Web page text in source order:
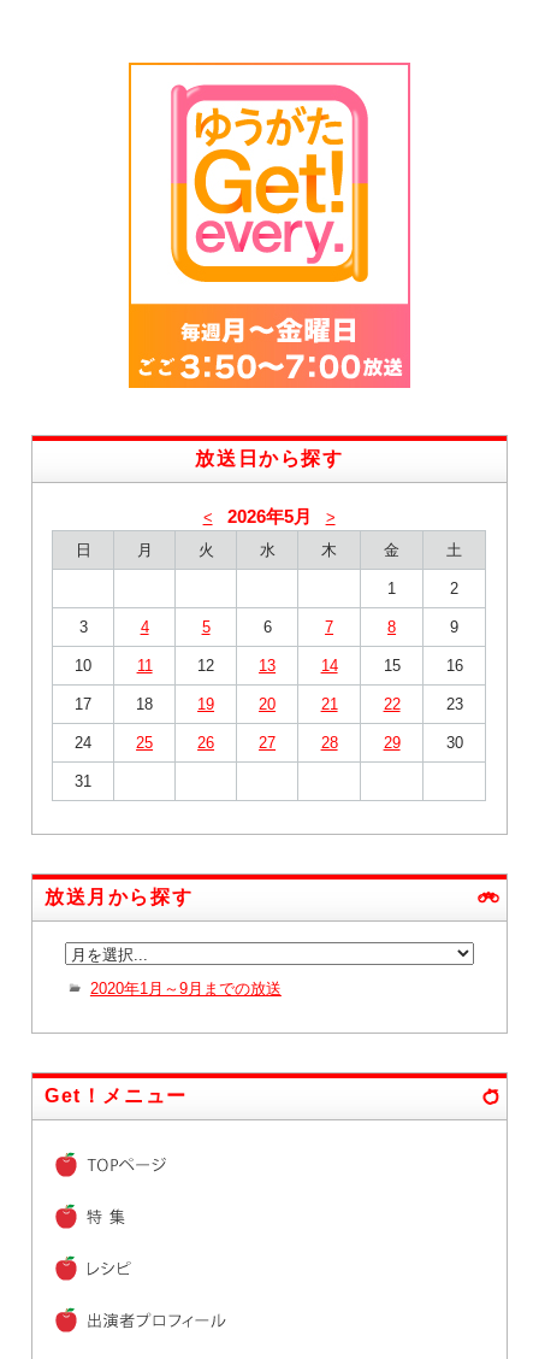
放送日から探す
< 2026年5月
>
日
月 火 水 木 金 土
1 2
3 4 5 6 7 8 9
10 11 12 13 14 15 16
17 18 19 20 21 22 23
24 25 26 27 28 29 30
31
放送月から探す
2020年1月～9月までの放送
Get！メニュー